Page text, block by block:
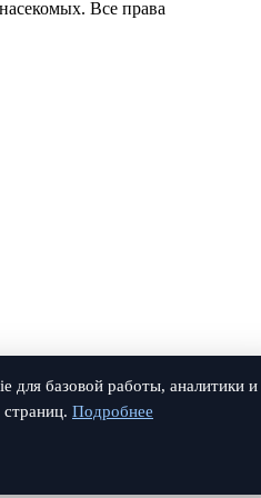
Все права
для базовой работы, аналитики и
Подробнее